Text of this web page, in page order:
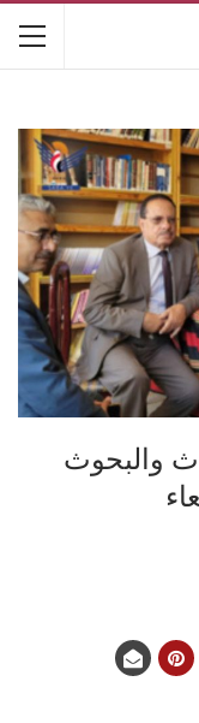
والبحوث